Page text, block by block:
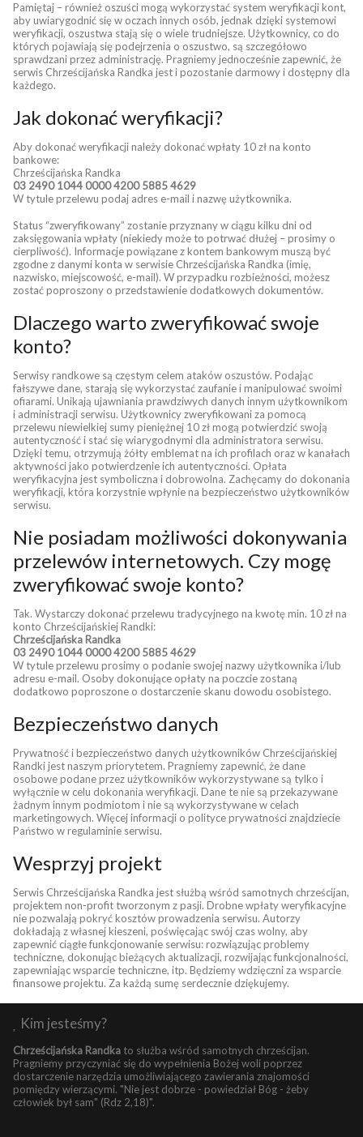
Pamiętaj – również oszuści mogą wykorzystać system weryfikacji kont,
aby uwiarygodnić się w oczach innych osób, jednak dzięki systemowi
weryfikacji, oszustwa stają się o wiele trudniejsze. Użytkownicy, co do
których pojawiają się podejrzenia o oszustwo, są szczegółowo
sprawdzani przez administrację. Pragniemy jednocześnie zapewnić, że
serwis Chrześcijańska Randka jest i pozostanie darmowy i dostępny dla
każdego.
Jak dokonać weryfikacji?
Aby dokonać weryfikacji należy dokonać wpłaty 10 zł na konto
bankowe:
Chrześcijańska Randka
03 2490 1044 0000 4200 5885 4629
W tytule przelewu podaj adres e-mail i nazwę użytkownika.
Status “zweryfikowany” zostanie przyznany w ciągu kilku dni od
zaksięgowania wpłaty (niekiedy może to potrwać dłużej – prosimy o
cierpliwość). Informacje powiązane z kontem bankowym muszą być
zgodne z danymi konta w serwisie Chrześcijańska Randka (imię,
nazwisko, miejscowość, e-mail). W przypadku rozbieżności, możesz
zostać poproszony o przedstawienie dodatkowych dokumentów.
Dlaczego warto zweryfikować swoje
konto?
Serwisy randkowe są częstym celem ataków oszustów. Podając
fałszywe dane, starają się wykorzystać zaufanie i manipulować swoimi
ofiarami. Unikają ujawniania prawdziwych danych innym użytkownikom
i administracji serwisu. Użytkownicy zweryfikowani za pomocą
przelewu niewielkiej sumy pieniężnej 10 zł mogą potwierdzić swoją
autentyczność i stać się wiarygodnymi dla administratora serwisu.
Dzięki temu, otrzymują żółty emblemat na ich profilach oraz w kanałach
aktywności jako potwierdzenie ich autentyczności. Opłata
weryfikacyjna jest symboliczna i dobrowolna. Zachęcamy do dokonania
weryfikacji, która korzystnie wpłynie na bezpieczeństwo użytkowników
serwisu.
Nie posiadam możliwości dokonywania
przelewów internetowych. Czy mogę
zweryfikować swoje konto?
Tak. Wystarczy dokonać przelewu tradycyjnego na kwotę min. 10 zł na
konto Chrześcijańskiej Randki:
Chrześcijańska Randka
03 2490 1044 0000 4200 5885 4629
W tytule przelewu prosimy o podanie swojej nazwy użytkownika i/lub
adresu e-mail. Osoby dokonujące opłaty na poczcie zostaną
dodatkowo poproszone o dostarczenie skanu dowodu osobistego.
Bezpieczeństwo danych
Prywatność i bezpieczeństwo danych użytkowników Chrześcijańskiej
Randki jest naszym priorytetem. Pragniemy zapewnić, że dane
osobowe podane przez użytkowników wykorzystywane są tylko i
wyłącznie w celu dokonania weryfikacji. Dane te nie są przekazywane
żadnym innym podmiotom i nie są wykorzystywane w celach
marketingowych. Więcej informacji o polityce prywatności znajdziecie
Państwo w regulaminie serwisu.
Wesprzyj projekt
Serwis Chrześcijańska Randka jest służbą wśród samotnych chrześcijan,
projektem non-profit tworzonym z pasji. Drobne wpłaty weryfikacyjne
nie pozwalają pokryć kosztów prowadzenia serwisu. Autorzy
dokładają z własnej kieszeni, poświęcając swój czas wolny, aby
zapewnić ciągłe funkcjonowanie serwisu: rozwiązując problemy
techniczne, dokonując bieżących aktualizacji, rozwijając funkcjonalności,
zapewniając wsparcie techniczne, itp. Będziemy wdzięczni za wsparcie
finansowe projektu. Za każdą sumę serdecznie dziękujemy.
Kim jesteśmy?
Chrześcijańska Randka to służba wśród samotnych chrześcijan.
Pragniemy przyczyniać się do wypełnienia Bożej woli poprzez
dostarczenie narzędzia umożliwiającego zawierania znajomości
pomiędzy wierzącymi. "Nie jest dobrze - powiedział Bóg - żeby
człowiek był sam" (Rdz 2,18)".